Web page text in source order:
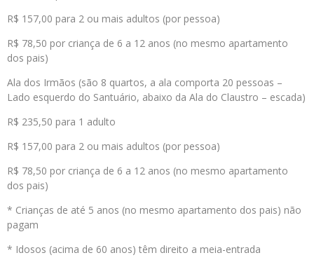
R$ 157,00 para 2 ou mais adultos (por pessoa)
R$ 78,50 por criança de 6 a 12 anos (no mesmo apartamento
dos pais)
Ala dos Irmãos (são 8 quartos, a ala comporta 20 pessoas –
Lado esquerdo do Santuário, abaixo da Ala do Claustro – escada)
R$ 235,50 para 1 adulto
R$ 157,00 para 2 ou mais adultos (por pessoa)
R$ 78,50 por criança de 6 a 12 anos (no mesmo apartamento
dos pais)
* Crianças de até 5 anos (no mesmo apartamento dos pais) não
pagam
* Idosos (acima de 60 anos) têm direito a meia-entrada